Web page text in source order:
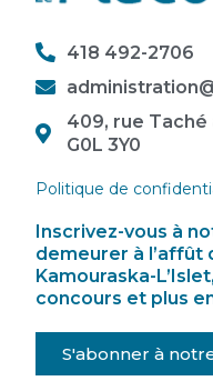
418 492-2706
409, rue Taché
G0L 3Y0
Politique de
Inscrivez-vous à
demeurer à l’affût
Kamouraska-
concours et plus
S'abonner à